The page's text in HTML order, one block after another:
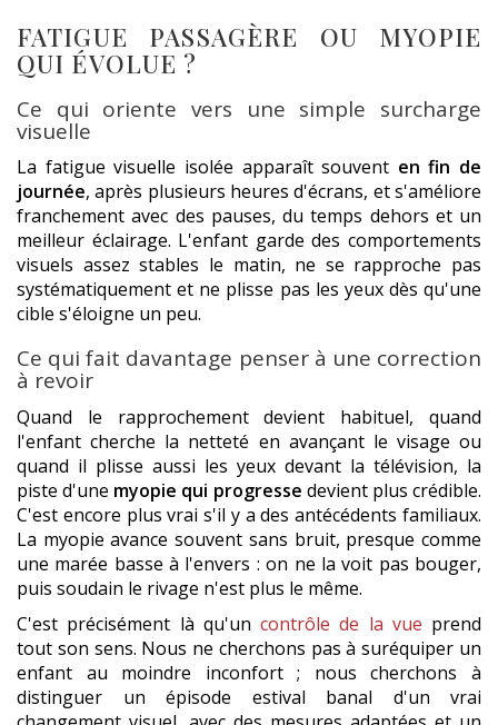
FATIGUE PASSAGÈRE OU MYOPIE
QUI ÉVOLUE ?
Ce qui oriente vers une simple surcharge
visuelle
La fatigue visuelle isolée apparaît souvent en fin de
journée, après plusieurs heures d'écrans, et s'améliore
franchement avec des pauses, du temps dehors et un
meilleur éclairage. L'enfant garde des comportements
visuels assez stables le matin, ne se rapproche pas
systématiquement et ne plisse pas les yeux dès qu'une
cible s'éloigne un peu.
Ce qui fait davantage penser à une correction
à revoir
Quand le rapprochement devient habituel, quand
l'enfant cherche la netteté en avançant le visage ou
quand il plisse aussi les yeux devant la télévision, la
piste d'une myopie qui progresse devient plus crédible.
C'est encore plus vrai s'il y a des antécédents familiaux.
La myopie avance souvent sans bruit, presque comme
une marée basse à l'envers : on ne la voit pas bouger,
puis soudain le rivage n'est plus le même.
C'est précisément là qu'un contrôle de la vue prend
tout son sens. Nous ne cherchons pas à suréquiper un
enfant au moindre inconfort ; nous cherchons à
distinguer un épisode estival banal d'un vrai